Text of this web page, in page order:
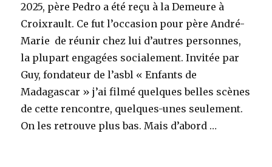
2025, père Pedro a été reçu à la Demeure à
Croixrault. Ce fut l’occasion pour père André-
Marie de réunir chez lui d’autres personnes,
la plupart engagées socialement. Invitée par
Guy, fondateur de l’asbl « Enfants de
Madagascar » j’ai filmé quelques belles scènes
de cette rencontre, quelques-unes seulement.
On les retrouve plus bas. Mais d’abord …